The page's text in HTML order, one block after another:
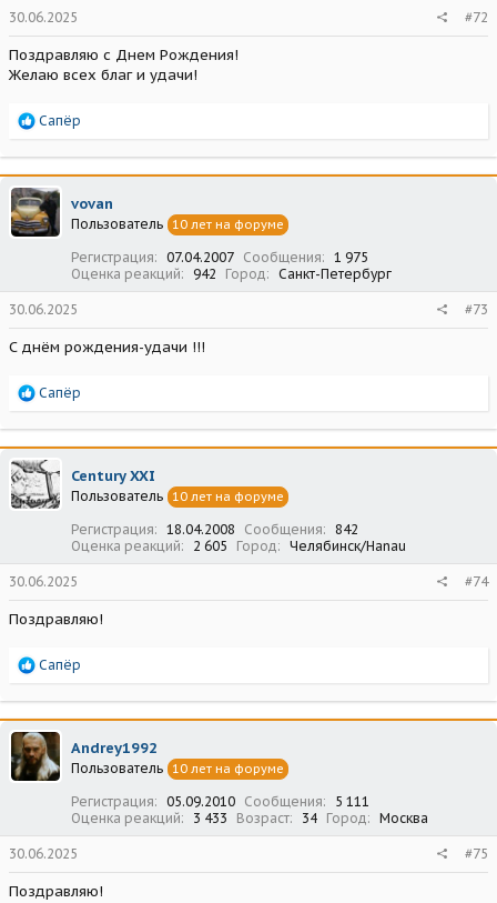
30.06.2025 #72
Поздравляю с Днем Рождения!
Желаю всех благ и удачи!
Р
а
к
ц
и
и
Сапёр
vovan
Пользователь 10 лет на форуме
Регистрация 07.04.2007 Сообщения
1 975
Оценка реакций
942 Город Санкт-Петербург
30.06.2025 #73
С днём рождения-удачи !!!
Р
а
к
ц
и
и
Сапёр
Century XXI
Пользователь 10 лет на форуме
Регистрация 18.04.2008 Сообщения
842
Оценка реакций
2 605 Город Челябинск/Hanau
30.06.2025 #74
Поздравляю!
Р
а
к
ц
и
и
Сапёр
Andrey1992
Пользователь 10 лет на форуме
Регистрация 05.09.2010 Сообщения
5 111
Оценка реакций
3 433 Возраст 34 Город Москва
30.06.2025 #75
Поздравляю!